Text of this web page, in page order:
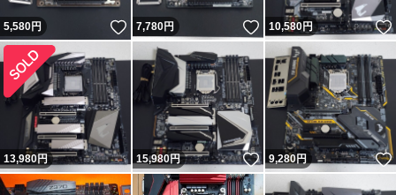
5,580円 いいね！
7,780円 いいね！
10,580円
13,980円 15,980円 いいね！
9,280円